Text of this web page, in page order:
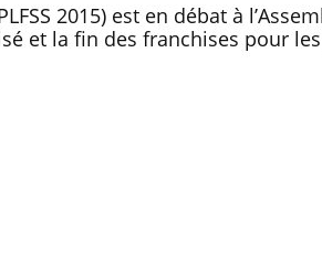
2015) est en débat à
et la fin des franchises pour